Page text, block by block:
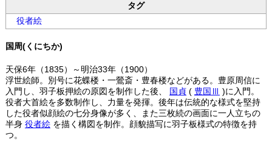
タグ
役者絵
国周(くにちか)
天保6年（1835）～明治33年（1900）
浮世絵師。別号に花蝶楼・一鶯斎・豊春楼などがある。豊原周信に
入門し、羽子板押絵の原図を制作した後、 国貞( 豊国Ⅲ )に入門。
役者大首絵を多数制作し、力量を発揮。後年は伝統的な様式を堅持
した役者似顔絵の七分身像が多く、また三枚続の画面に一人立ちの
半身 役者絵を描く構図を制作。顔貌描写に羽子板様式の特徴を持
つ。